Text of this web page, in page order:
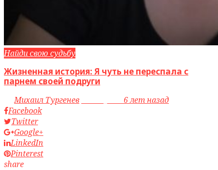
Найди свою судьбу
Жизненная история: Я чуть не переспала с
парнем своей подруги
byМихаил Тургенев
6 лет назад
Facebook
Twitter
Google+
LinkedIn
Pinterest
share